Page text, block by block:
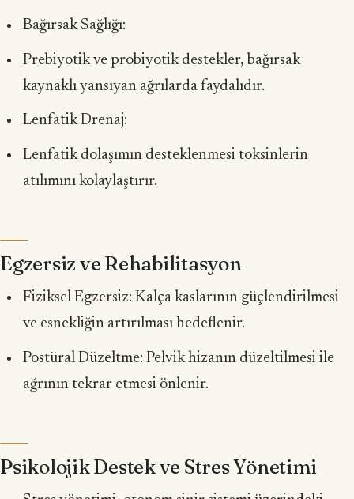
Bağırsak Sağlığı:
Prebiyotik ve probiyotik destekler, bağırsak
kaynaklı yansıyan ağrılarda faydalıdır.
Lenfatik Drenaj:
Lenfatik dolaşımın desteklenmesi toksinlerin
atılımını kolaylaştırır.
Egzersiz ve Rehabilitasyon
Fiziksel Egzersiz: Kalça kaslarının güçlendirilmesi
ve esnekliğin artırılması hedeflenir.
Postüral Düzeltme: Pelvik hizanın düzeltilmesi ile
ağrının tekrar etmesi önlenir.
Psikolojik Destek ve Stres Yönetimi